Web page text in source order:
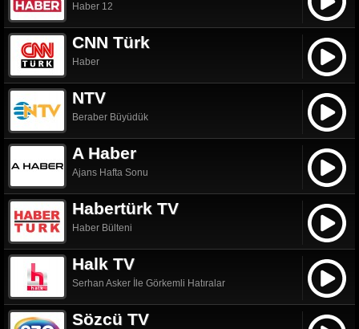
Haber 12
CNN Türk
Haber
NTV
Beraber Büyüdük
A Haber
Ajans Hafta Sonu
Habertürk TV
Haber Bülteni
Halk TV
Serhan Asker İle Görkemli Hatıralar
Sözcü TV